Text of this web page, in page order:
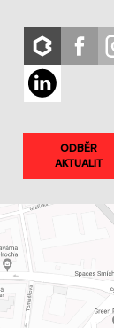
ODBĚR
AKTUALIT